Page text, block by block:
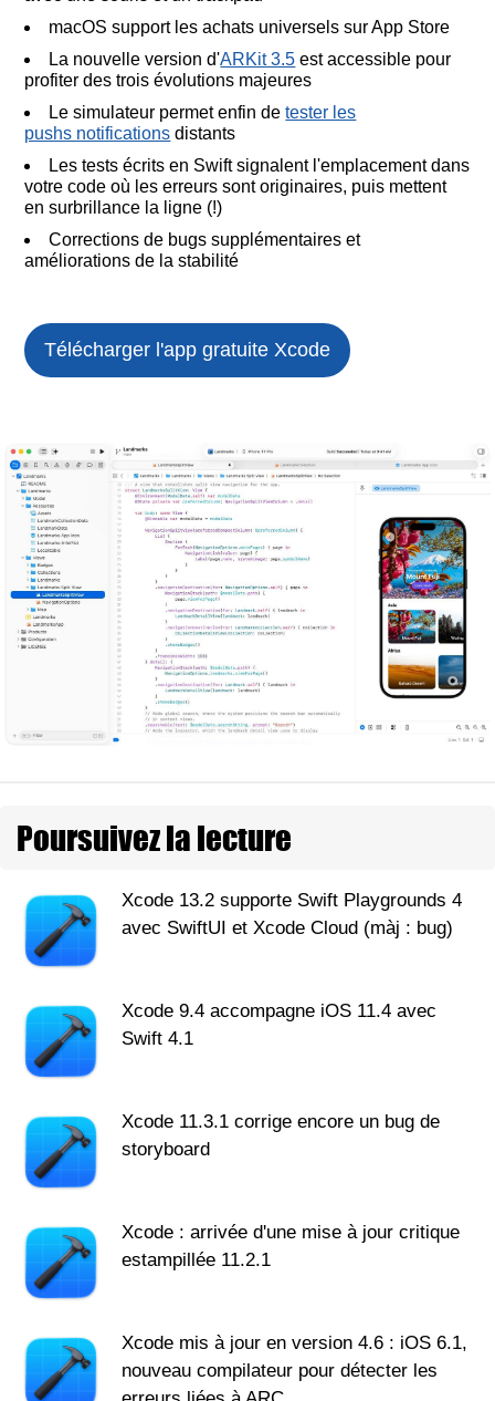
macOS support les achats universels sur App Store
La nouvelle version d'ARKit 3.5 est accessible pour
profiter des trois évolutions majeures
Le simulateur permet enfin detester les
pushs notifications distants
Les tests écrits en Swift signalent l'emplacement dans
votre code où les erreurs sont originaires, puis mettent
en surbrillance la ligne (!)
Corrections de bugs supplémentaires et
améliorations de la stabilité
Télécharger l'app gratuite Xcode
Poursuivez la lecture
Xcode 13.2 supporte Swift Playgrounds 4
avec SwiftUI et Xcode Cloud (màj : bug)
Xcode 9.4 accompagne iOS 11.4 avec
Swift 4.1
Xcode 11.3.1 corrige encore un bug de
storyboard
Xcode : arrivée d'une mise à jour critique
estampillée 11.2.1
Xcode mis à jour en version 4.6 : iOS 6.1,
nouveau compilateur pour détecter les